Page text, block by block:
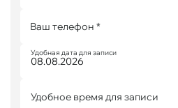
Ваш телефон *
Удобная дата для записи
Удобное время для записи